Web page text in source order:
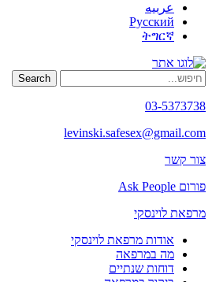
عربيه
Русский
ትግርኛ
Search
03-5373738
levinski.safesex@gmail.com
צור קשר
פורום Ask People
מרפאת לוינסקי
אודות מרפאת לוינסקי
מה במרפאה
דוחות שנתיים